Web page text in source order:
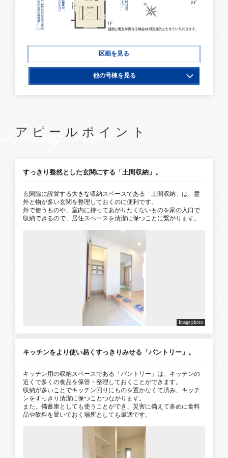
区画を見る
他の号棟を見る
アピールポイント
すっきり整然とした玄関にする「土間収納」。
玄関脇に設置する大きな収納スペースである「土間収納」は、意
外と物が多い玄関を整理しておくのに便利です。
外で使うものや、室内に持ってあがりたくないものを家の入口で
収納できるので、居住スペースを清潔に保つことに繋がります。
Image photo
キッチンをより使い易くすっきりみせる「パントリー」。
キッチン用の収納スペースである「パントリー」は、キッチンの
近くで多くの食品を保管・整理しておくことができます。
収納が多いことでキッチン回りにものを置かなくて済み、キッチ
ンをすっきり清潔に保つことつながります。
また、備蓄庫としても使うことができ、災害に備えて多めに食料
品や飲料を置いておく場所としても最適です。